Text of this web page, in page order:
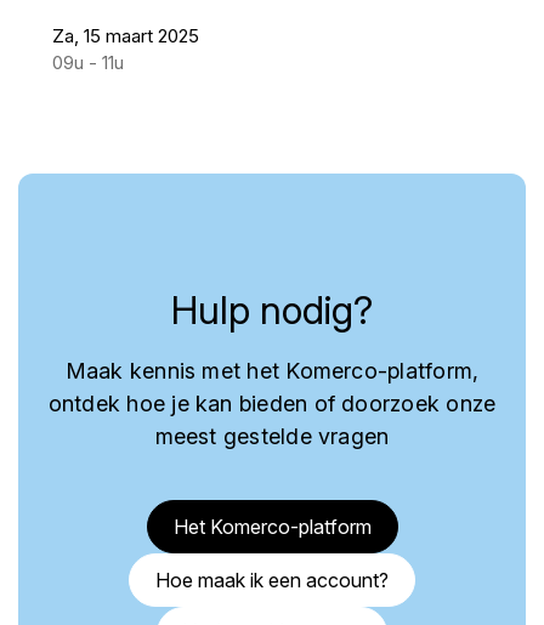
Za, 15 maart 2025
09u - 11u
Hulp nodig?
Maak kennis met het Komerco-platform,
ontdek hoe je kan bieden of doorzoek onze
meest gestelde vragen
Het Komerco-platform
Hoe maak ik een account?